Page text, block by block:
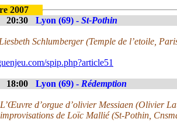
2007
20:30
Lyon (69) - St-Pothin
Schlumberger (Temple de l’etoile,
spip.php?article51
18:00 Lyon (69) - Rédemption
d’orgue d’olivier Messiaen (Olivier
de Loïc Mallié (St-Pothin,